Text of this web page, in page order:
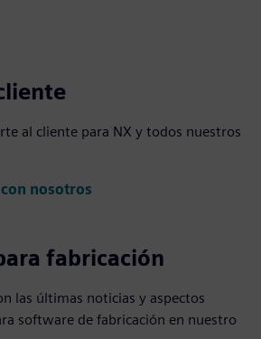
al cliente para NX y todos nuestros
nosotros
fabricación
las últimas noticias y aspectos
software de fabricación en nuestro